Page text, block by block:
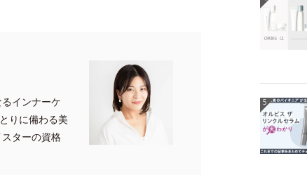
インナーケ
りに備わる美
ターの資格